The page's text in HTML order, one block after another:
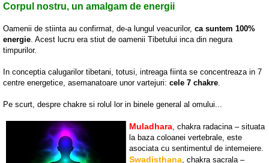
Corpul nostru, un amalgam de energii
Oamenii de stiinta au confirmat, de-a lungul veacurilor, ca suntem 100%
energie . Acest lucru era stiut de oamenii Tibetului inca din negura
timpurilor.
In conceptia calugarilor tibetani, totusi, intreaga fiinta se concentreaza in 7
centre energetice, asemanatoare unor vartejuri: cele 7 chakre
Pe scurt, despre chakre si rolul lor in binele general al omului...
Muladhara , chakra radacina – situata
la baza coloanei vertebrale, este
asociata cu sentimentul de intemeiere.
Swadisthana , chakra sacrala –